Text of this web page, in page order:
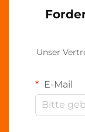
Unser
E-Mail